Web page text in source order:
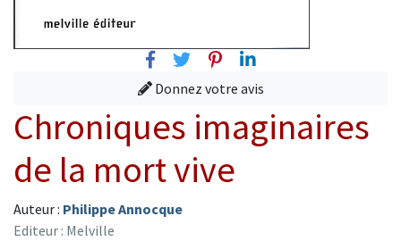
FacebookTwitterPinterest
Linkedin
Donnez votre avis
Chroniques imaginaires
de la mort vive
Auteur : Philippe Annocque
Editeur : Melville